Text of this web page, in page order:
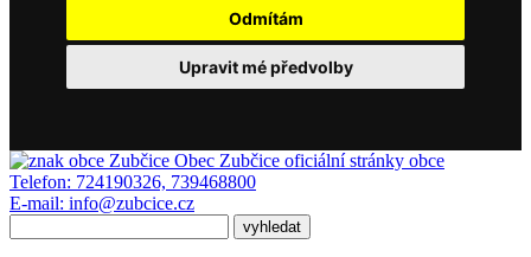
Odmítám
Upravit mé předvolby
Obec Zubčice oficiální stránky obce
Telefon: 724190326, 739468800
E-mail: info@zubcice.cz